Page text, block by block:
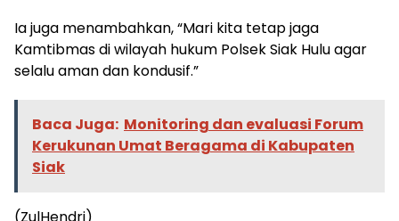
Ia juga menambahkan, “Mari kita tetap jaga
Kamtibmas di wilayah hukum Polsek Siak Hulu agar
selalu aman dan kondusif.”
Baca Juga: Monitoring dan evaluasi Forum
Kerukunan Umat Beragama di Kabupaten
Siak